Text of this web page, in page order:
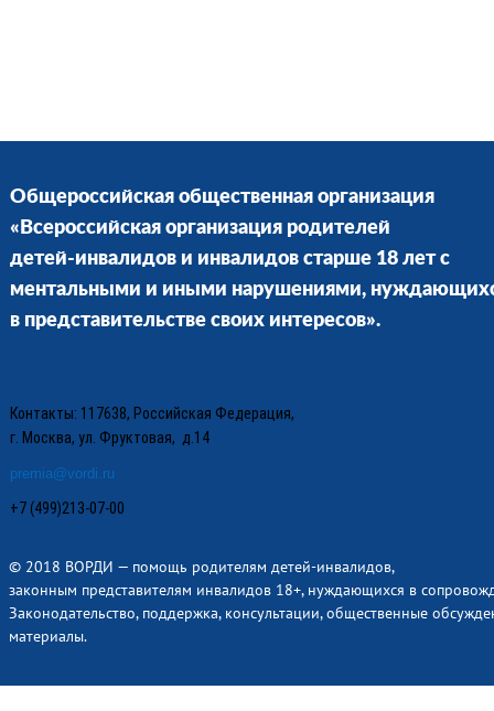
Общероссийская общественная организация
«Всероссийская организация родителей
детей-инвалидов и инвалидов старше 18 лет с
ментальными и иными нарушениями,
в представительстве своих интересов».
Контакты: 117638, Российская Федерация,
г. Москва, ул. Фруктовая, д.14
premia@vordi.ru
+7 (499)213-07-00
© 2018 ВОРДИ — помощь родителям детей-инвалидов,
законным представителям инвалидов 18+, нуждающихся в
Законодательство, поддержка, консультации, общественные
материалы.